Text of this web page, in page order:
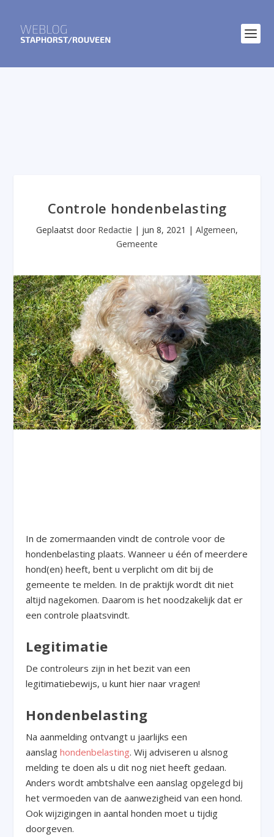
Controle hondenbelasting
Geplaatst door Redactie | jun 8, 2021 | Algemeen,
Gemeente
In de zomermaanden vindt de controle voor de
hondenbelasting plaats. Wanneer u één of meerdere
hond(en) heeft, bent u verplicht om dit bij de
gemeente te melden. In de praktijk wordt dit niet
altijd nagekomen. Daarom is het noodzakelijk dat er
een controle plaatsvindt.
Legitimatie
De controleurs zijn in het bezit van een
legitimatiebewijs, u kunt hier naar vragen!
Hondenbelasting
Na aanmelding ontvangt u jaarlijks een
aanslaghondenbelasting. Wij adviseren u alsnog
melding te doen als u dit nog niet heeft gedaan.
Anders wordt ambtshalve een aanslag opgelegd bij
het vermoeden van de aanwezigheid van een hond.
Ook wijzigingen in aantal honden moet u tijdig
doorgeven.